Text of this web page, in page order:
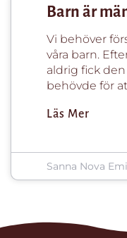
Barn är
Vi behöver
våra barn.
aldrig fick
behövde för
Läs Mer
Sanna Nova